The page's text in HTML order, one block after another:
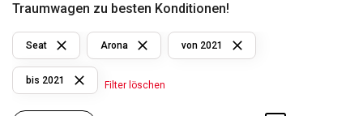
Traumwagen zu besten Konditionen!
Seat Arona von 2021
bis 2021 Filter löschen